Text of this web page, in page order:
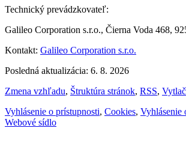
Technický prevádzkovateľ:
Galileo Corporation s.r.o., Čierna Voda 468,
Kontakt: Galileo Corporation s.r.o.
Posledná aktualizácia: 6. 8. 2026
Zmena vzhľadu, Štruktúra stránok, RSS,
Vyhlásenie o prístupnosti, Cookies, Vyhlásenie
Webové sídlo